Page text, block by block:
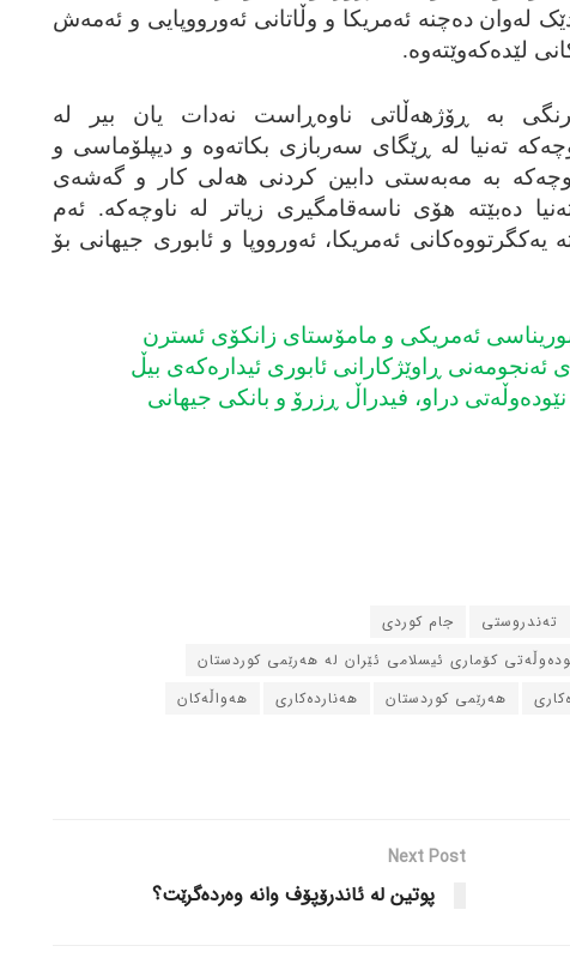
له‌وان ده‌چنه‌ ئه‌مریکا و وڵاتانی ئه‌ورووپایی و ئه‌مه‌ش
لێده‌که‌وێته‌وه‌.
به‌ ڕۆژهه‌ڵاتی ناوه‌ڕاست نه‌دات یان بیر له‌
ته‌نیا له‌ ڕێگای سه‌ربازی بکاته‌وه‌ و دیپلۆماسی و
به‌ مه‌به‌ستی دابین کردنی هه‌لی کار و گه‌شه‌ی
ده‌بێته‌ هۆی ناسه‌قامگیری زیاتر له‌ ناوچه‌که‌. ئه‌م
یه‌کگرتووه‌کانی ئه‌مریکا، ئه‌ورووپا و ئابوری جیهانی بۆ
ئه‌مریکی و مامۆستای زانکۆی ئسترن
ئه‌نجومه‌نی ڕاوێژکارانی ئابوری ئیداره‌که‌ی بیڵ
دراو، فیدراڵ ڕزرۆ و بانکی جیهانی
ته‌ندروستی
جام کوردی
کۆماری ئیسلامی ئێران له‌ هه‌رێمی کوردستان
هه‌رێمی کوردستان هه‌نارده‌کاری هه‌واڵه‌کان
Next Post
پوتین له‌ ئاندرۆپۆف وانه‌ وه‌رده‌گرێت؟